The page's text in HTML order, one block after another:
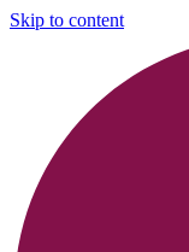
Skip to content